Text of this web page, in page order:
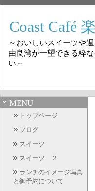
Coast Café 楽
～おいしいスイーツや
由良湾が一望できる粋
い～
MENU
トップページ
ブログ
スイーツ
スイーツ ２
ランチのイメージ写真
と御予約について